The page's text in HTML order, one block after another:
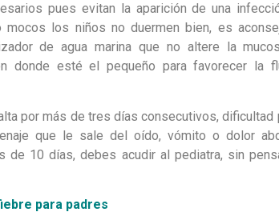
pues evitan la aparición de una
mocos los niños no duermen bien, es
de agua marina que no altere la
donde esté el pequeño para favorecer la
por más de tres días consecutivos, dificultad
que le sale del oído, vómito o dolor
de 10 días, debes acudir al pediatra, sin
para padres